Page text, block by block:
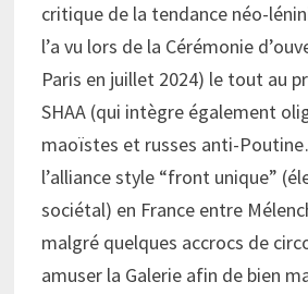
critique de la tendance néo-
l’a vu lors de la Cérémonie
Paris en juillet 2024) le tout au
SHAA (qui intègre également
maoïstes et russes anti-
l’alliance style “front unique”
sociétal) en France entre
malgré quelques accrocs de
amuser la Galerie afin de bien